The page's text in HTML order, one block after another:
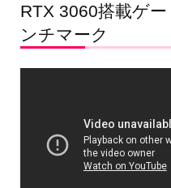
RTX 3060搭載ゲ
ンチマーク